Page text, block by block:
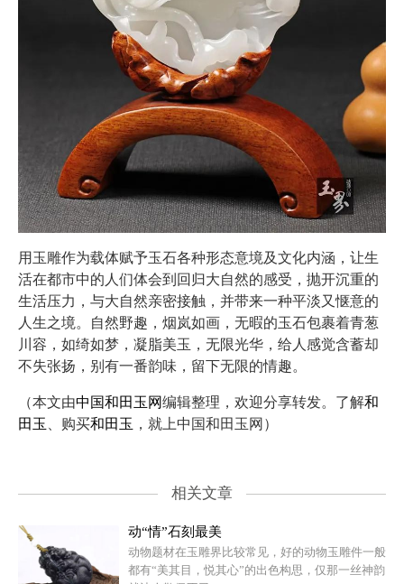
用玉雕作为载体赋予玉石各种形态意境及文化内涵，让生
活在都市中的人们体会到回归大自然的感受，抛开沉重的
生活压力，与大自然亲密接触，并带来一种平淡又惬意的
人生之境。自然野趣，烟岚如画，无暇的玉石包裹着青葱
川容，如绮如梦，凝脂美玉，无限光华，给人感觉含蓄却
不失张扬，别有一番韵味，留下无限的情趣。
（本文由中国和田玉网编辑整理，欢迎分享转发。了解和
田玉
、购买和田玉 ，就上中国和田玉网）
相关文章
动“情”石刻最美
动物题材在玉雕界比较常见，好的动物玉雕件一般
都有“美其目，悦其心”的出色构思，仅那一丝神韵